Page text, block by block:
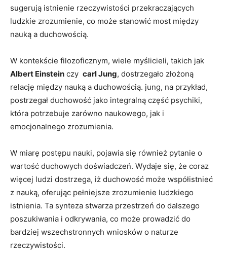
sugerują istnienie rzeczywistości przekraczających
ludzkie zrozumienie, co może ‌stanowić most ‍między
nauką⁣ a duchowością.
W kontekście filozoficznym,⁢ wiele myślicieli, ‍takich jak
Albert ⁢Einstein czy ‍ carl Jung,‌ dostrzegało złożoną
relację między nauką a duchowością. jung, na przykład,
⁣postrzegał duchowość jako‍ integralną⁢ część ‌psychiki,
która‍ potrzebuje zarówno ​naukowego, ⁣jak i
emocjonalnego zrozumienia.
W miarę postępu ‌nauki,⁣ pojawia ⁤się również⁢ pytanie o
wartość duchowych‌ doświadczeń. Wydaje ‌się, że⁢ coraz⁤
więcej⁢ ludzi dostrzega, iż duchowość może ‌współistnieć
z nauką, oferując pełniejsze zrozumienie ludzkiego
istnienia. Ta synteza stwarza przestrzeń do‌ dalszego
poszukiwania⁣ i ‌odkrywania, co⁢ może prowadzić do
bardziej wszechstronnych wniosków o naturze
rzeczywistości.